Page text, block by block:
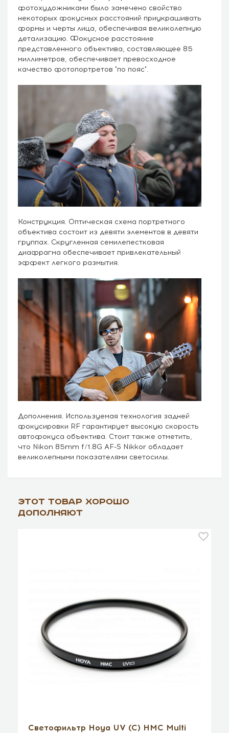
фотохудожниками было замечено свойство
некоторых фокусных расстояний приукрашивать
формы и черты лица, обеспечивая великолепную
детализацию. Фокусное расстояние
представленного объектива, составляющее 85
миллиметров, обеспечивает превосходное
качество фотопортретов "по пояс".
Конструкция. Оптическая схема портретного
объектива состоит из девяти элементов в девяти
группах. Скругленная семилепестковая
диафрагма обеспечивает привлекательный
эффект легкого размытия.
Дополнения. Используемая технология задней
фокусировки RF гарантирует высокую скорость
автофокуса объектива. Стоит также отметить,
что Nikon 85mm f/1.8G AF-S Nikkor обладает
великолепными показателями светосилы.
Этот товар хорошо
дополняют
Светофильтр Hoya UV (C) HMC Multi